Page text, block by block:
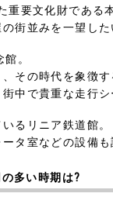
要文化財である
街並みを一望し
。
その時代を象徴
中で貴重な走行シ
るリニア鉄道館。
タ室などの設備
多い時期は?